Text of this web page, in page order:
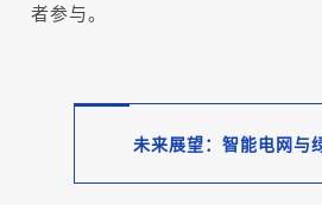
者参与。
未来展望：智能电网与